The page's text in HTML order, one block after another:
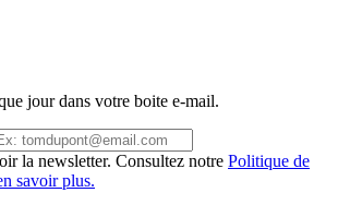
jour dans votre boite e-mail.
la newsletter. Consultez notre Politique de
savoir plus.